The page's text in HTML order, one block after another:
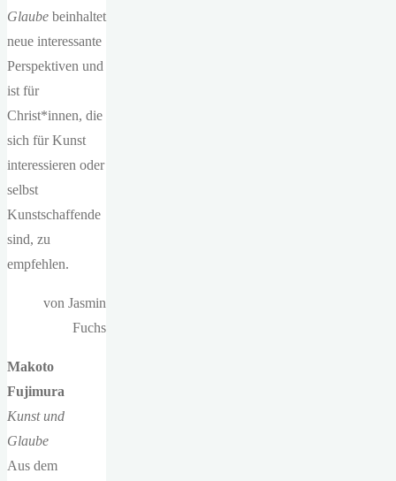
Glaube beinhaltet
neue interessante
Perspektiven und
ist für
Christ*innen, die
sich für Kunst
interessieren oder
selbst
Kunstschaffende
sind, zu
empfehlen.
von Jasmin
Fuchs
Makoto
Fujimura
Kunst und
Glaube
Aus dem